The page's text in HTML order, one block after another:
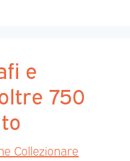
e
750
Collezionare